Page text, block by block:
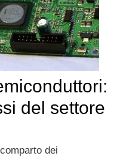
del settore
dei